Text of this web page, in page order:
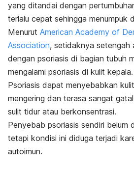
yang ditandai dengan
terlalu cepat sehingga menumpuk
Menurut American Academy of
Association, setidaknya setengah
dengan psoriasis di bagian tubuh
mengalami psoriasis di kulit kepala.
Psoriasis dapat menyebabkan
mengering dan terasa sangat
sulit tidur atau berkonsentrasi.
Penyebab psoriasis sendiri belum
tetapi kondisi ini diduga terjadi
autoimun.